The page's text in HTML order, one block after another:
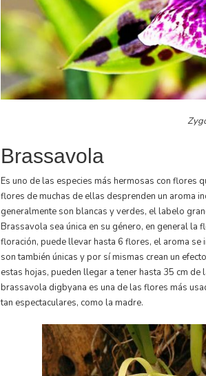
Brassavola
Es uno de las especies más hermosas con flores
flores de muchas de ellas desprenden un aroma
generalmente son blancas y verdes, el labelo
Brassavola sea única en su género, en general la
floración, puede llevar hasta 6 flores, el aroma
son también únicas y por sí mismas crean un
estas hojas, pueden llegar a tener hasta 35 cm
brassavola digbyana es una de las flores más
tan espectaculares, como la madre.